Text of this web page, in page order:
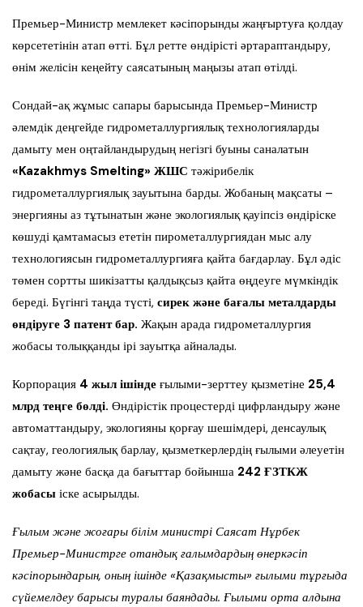
Премьер-Министр мемлекет кәсіпорынды жаңғыртуға қолдау
көрсететінін атап өтті. Бұл ретте өндірісті әртараптандыру,
өнім желісін кеңейту саясатының маңызы атап өтілді.
Сондай-ақ жұмыс сапары барысында Премьер-Министр
әлемдік деңгейде гидрометаллургиялық технологияларды
дамыту мен оңтайландырудың негізгі буыны саналатын
«Kazakhmys Smelting» ЖШС тәжірибелік
гидрометаллургиялық зауытына барды. Жобаның мақсаты –
энергияны аз тұтынатын және экологиялық қауіпсіз өндіріске
көшуді қамтамасыз ететін пирометаллургиядан мыс алу
технологиясын гидрометаллургияға қайта бағдарлау. Бұл әдіс
төмен сортты шикізатты қалдықсыз қайта өңдеуге мүмкіндік
береді. Бүгінгі таңда түсті, сирек және бағалы металдарды
өндіруге 3 патент бар. Жақын арада гидрометаллургия
жобасы толыққанды ірі зауытқа айналады.
Корпорация 4 жыл ішінде ғылыми-зерттеу қызметіне 25,4
млрд теңге бөлді. Өндірістік процестерді цифрландыру және
автоматтандыру, экологияны қорғау шешімдері, денсаулық
сақтау, геологиялық барлау, қызметкерлердің ғылыми әлеуетін
дамыту және басқа да бағыттар бойынша 242 ҒЗТКЖ
жобасы іске асырылды.
Ғылым және жоғары білім министрі Саясат Нұрбек
Премьер-Министрге отандық ғалымдардың өнеркәсіп
кәсіпорындарын, оның ішінде «Қазақмысты» ғылыми тұрғыда
сүйемелдеу барысы туралы баяндады. Ғылыми орта алдына